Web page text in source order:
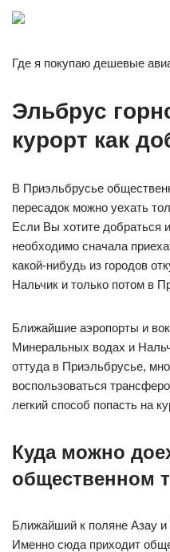
Где я покупаю дешевые
Эльбрус
курорт как
В Приэльбрусье
пересадок можно уехать
Если Вы хотите добраться
необходимо сначала
какой-нибудь из городов
Нальчик и только потом в
Ближайшие аэропорты и
Минеральных водах и
оттуда в Приэльбрусье,
воспользоваться
легкий способ попасть на
Куда можно
общественном
Ближайший к поляне Азау и
Именно сюда приходит